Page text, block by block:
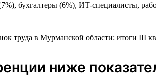
бухгалтеры (6%), ИТ-специалисты,
ниже